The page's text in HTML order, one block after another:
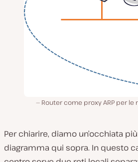
Router come proxy ARP per
Per chiarire, diamo un’occhiata
diagramma qui sopra. In questo